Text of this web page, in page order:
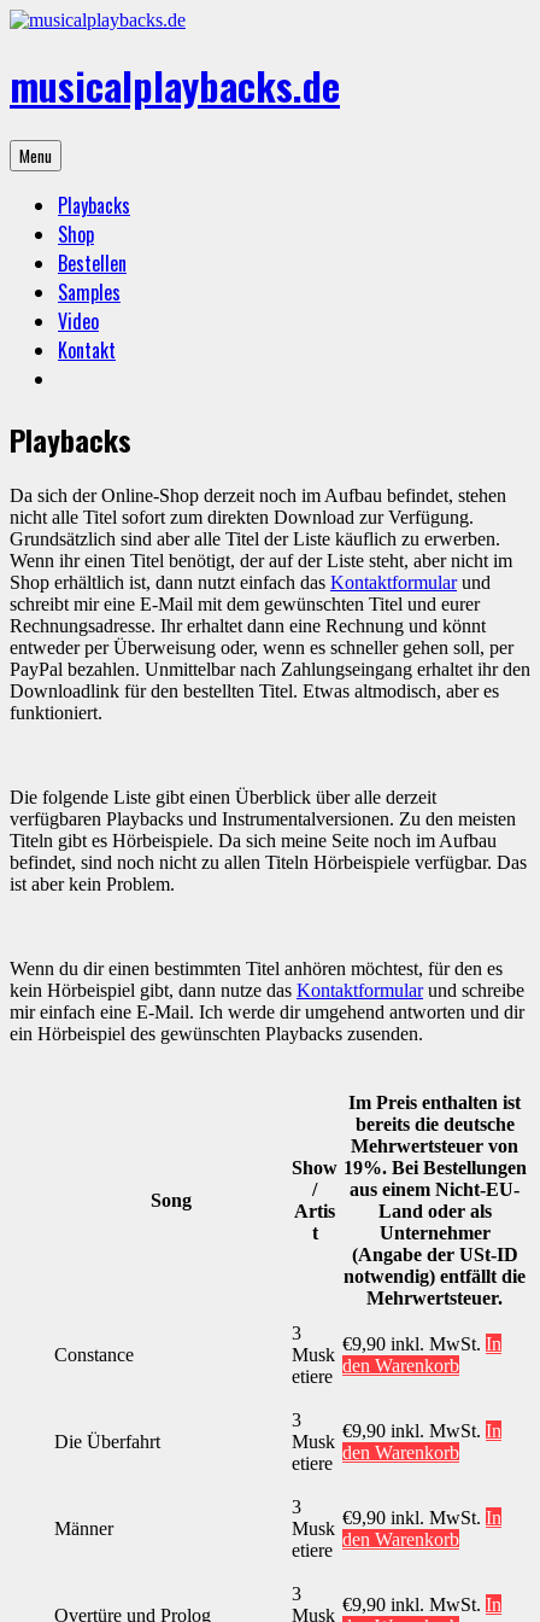
Skip
musicalplaybacks.de
professional
backing
Menu
Playbacks
Shop
Bestellen
Samples
Video
Kontakt
Playbacks
Da sich der Online-Shop derzeit noch im Aufbau befindet, stehen
nicht alle Titel sofort zum direkten Download zur Verfügung.
Grundsätzlich sind aber alle Titel der Liste käuflich zu erwerben.
Wenn ihr einen Titel benötigt, der auf der Liste steht, aber nicht im
Shop erhältlich ist, dann nutzt einfach das Kontaktformularund
schreibt mir eine E-Mail mit dem gewünschten Titel und eurer
Rechnungsadresse. Ihr erhaltet dann eine Rechnung und könnt
entweder per Überweisung oder, wenn es schneller gehen soll, per
PayPal bezahlen. Unmittelbar nach Zahlungseingang erhaltet ihr den
Downloadlink für den bestellten Titel. Etwas altmodisch, aber es
funktioniert.
Die folgende Liste gibt einen Überblick über alle derzeit
verfügbaren Playbacks und Instrumentalversionen. Zu den meisten
Titeln gibt es Hörbeispiele. Da sich meine Seite noch im Aufbau
befindet, sind noch nicht zu allen Titeln Hörbeispiele verfügbar. Das
ist aber kein Problem.
Wenn du dir einen bestimmten Titel anhören möchtest, für den es
kein Hörbeispiel gibt, dann nutze das Kontaktformularund schreibe
mir einfach eine E-Mail. Ich werde dir umgehend antworten und dir
ein Hörbeispiel des gewünschten Playbacks zusenden.
Song
Show
/
Artis
t
Im Preis enthalten ist
bereits die deutsche
Mehrwertsteuer von
19%. Bei Bestellungen
aus einem Nicht-EU-
Land oder als
Unternehmer
(Angabe der USt-ID
notwendig) entfällt die
Mehrwertsteuer.
Constance
3
Musk
etiere
€9,90 inkl. MwSt. In
den Warenkorb
Die Überfahrt
3
Musk
etiere
€9,90 inkl. MwSt. In
den Warenkorb
Männer
3
Musk
etiere
€9,90 inkl. MwSt. In
den Warenkorb
Overtüre und Prolog
3
Musk
€9,90 inkl. MwSt. In